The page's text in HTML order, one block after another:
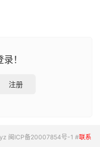
！
注册
闽ICP备20007854号-1 #联系